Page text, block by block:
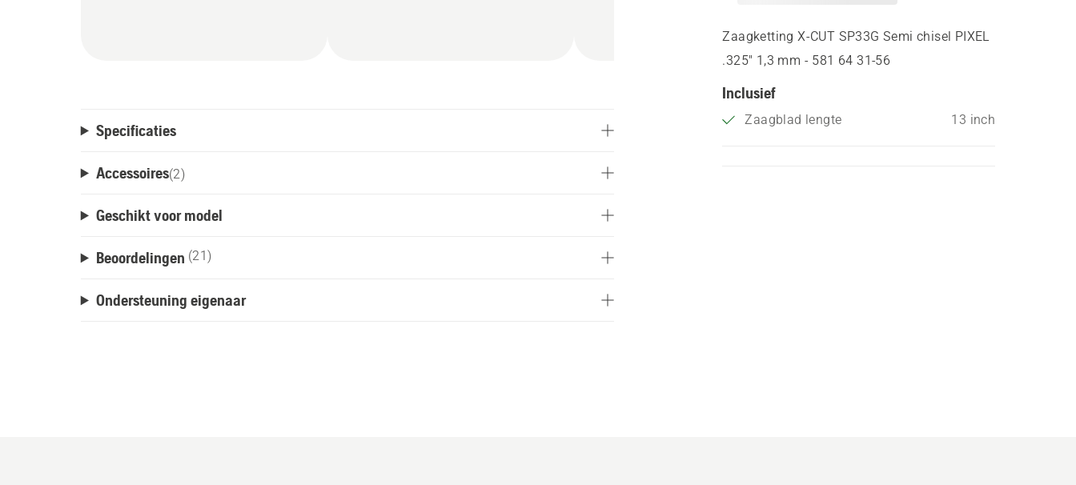
Zaagketting X-CUT SP33G Semi chisel PIXEL
.325" 1,3 mm - 581 64 31‑56
Inclusief
Zaagblad lengte 13 inch
Specificaties
Accessoires(2)
Geschikt voor model
Beoordelingen (21)
Ondersteuning eigenaar